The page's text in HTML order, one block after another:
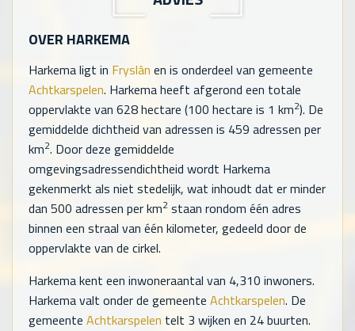
OVER HARKEMA
Harkema ligt in Fryslân en is onderdeel van gemeente
Achtkarspelen. Harkema heeft afgerond een totale
oppervlakte van 628hectare (100 hectare is 1 km2). De
gemiddelde dichtheid van adressen is 459 adressen per
km2. Door deze gemiddelde
omgevingsadressendichtheid wordt Harkema
gekenmerkt als niet stedelijk, wat inhoudt dat er minder
dan 500 adressen per km2 staan rondom één adres
binnen een straal van één kilometer, gedeeld door de
oppervlakte van de cirkel.
Harkema kent een inwoneraantal van 4,310 inwoners.
Harkema valt onder de gemeente Achtkarspelen. De
gemeente Achtkarspelen telt 3 wijken en 24buurten.